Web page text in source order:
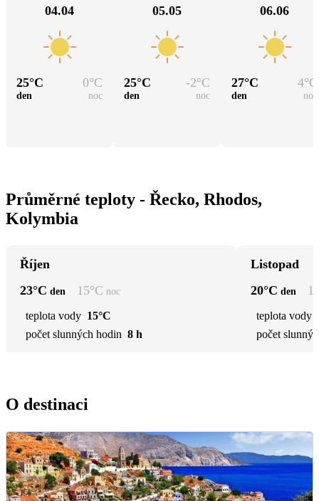
04.04
25°C 0°C
den noc
05.05
25°C -2°C
den noc
06.06
27°C 4°C
den noc
Průměrné teploty - Řecko, Rhodos,
Kolymbia
Říjen
23°C den 15°C noc
teplota vody 15°C
počet slunných hodin 8 h
Listopad
20°C den
teplota vody
počet
O destinaci